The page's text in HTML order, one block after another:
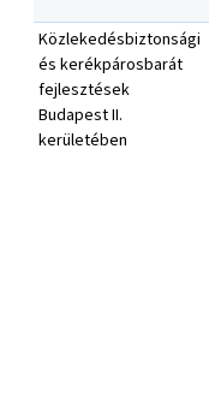
Közlekedésbiztonsági
és kerékpárosbarát
fejlesztések
Budapest II.
kerületében